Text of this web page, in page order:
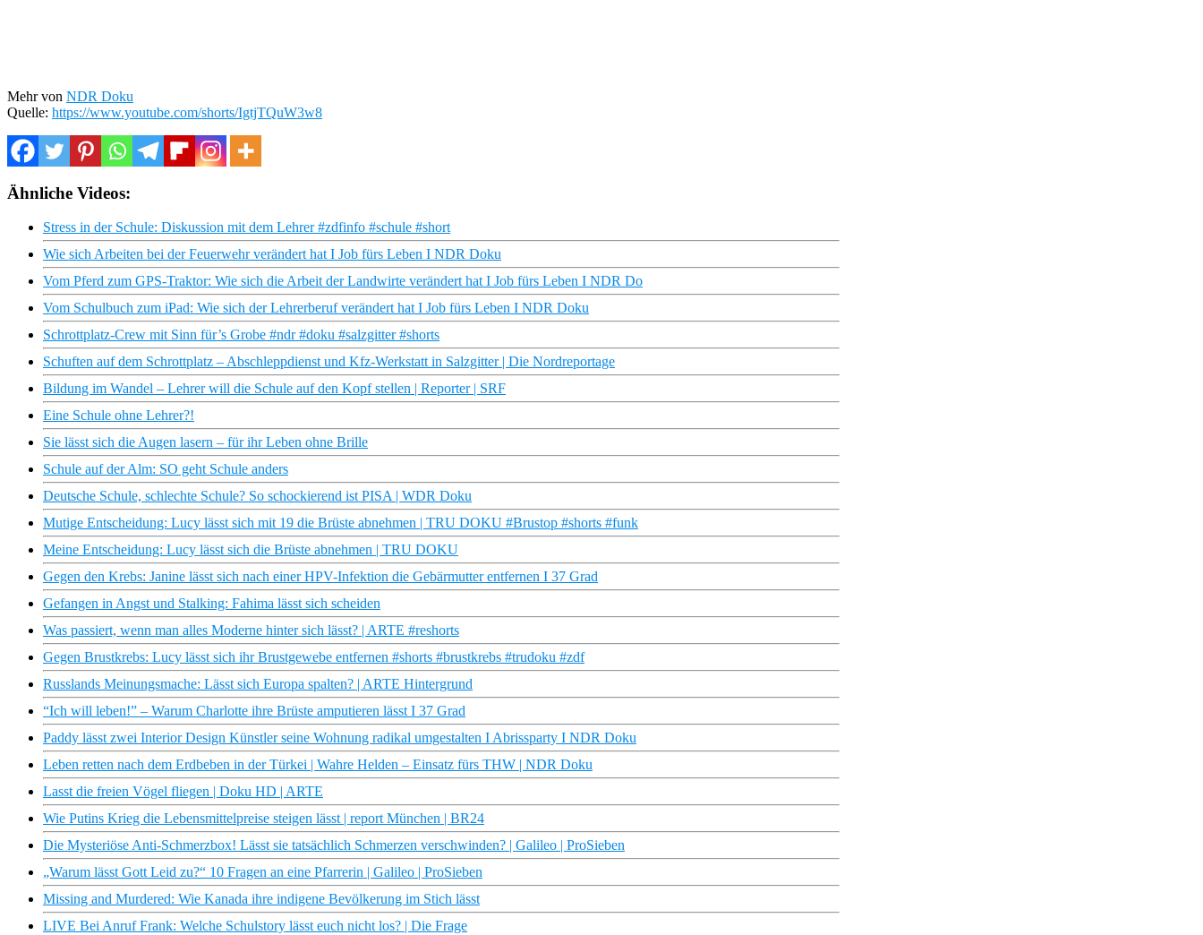
Mehr von NDR Doku
Quelle: https://www.youtube.com/shorts/IgtjTQuW3w8
Ähnliche Videos:
Stress in der Schule: Diskussion mit dem Lehrer #zdfinfo #schule #short
Wie sich Arbeiten bei der Feuerwehr verändert hat I Job fürs Leben I NDR Doku
Vom Pferd zum GPS-Traktor: Wie sich die Arbeit der Landwirte verändert hat I Job fürs Leben I NDR Do
Vom Schulbuch zum iPad: Wie sich der Lehrerberuf verändert hat I Job fürs Leben I NDR Doku
Schrottplatz-Crew mit Sinn für’s Grobe #ndr #doku #salzgitter #shorts
Schuften auf dem Schrottplatz – Abschleppdienst und Kfz-Werkstatt in Salzgitter | Die Nordreportage
Bildung im Wandel – Lehrer will die Schule auf den Kopf stellen | Reporter | SRF
Eine Schule ohne Lehrer?!
Sie lässt sich die Augen lasern – für ihr Leben ohne Brille
Schule auf der Alm: SO geht Schule anders
Deutsche Schule, schlechte Schule? So schockierend ist PISA | WDR Doku
Mutige Entscheidung: Lucy lässt sich mit 19 die Brüste abnehmen | TRU DOKU #Brustop #shorts #funk
Meine Entscheidung: Lucy lässt sich die Brüste abnehmen | TRU DOKU
Gegen den Krebs: Janine lässt sich nach einer HPV-Infektion die Gebärmutter entfernen I 37 Grad
Gefangen in Angst und Stalking: Fahima lässt sich scheiden
Was passiert, wenn man alles Moderne hinter sich lässt? | ARTE #reshorts
Gegen Brustkrebs: Lucy lässt sich ihr Brustgewebe entfernen #shorts #brustkrebs #trudoku #zdf
Russlands Meinungsmache: Lässt sich Europa spalten? | ARTE Hintergrund
“Ich will leben!” – Warum Charlotte ihre Brüste amputieren lässt I 37 Grad
Paddy lässt zwei Interior Design Künstler seine Wohnung radikal umgestalten I Abrissparty I NDR Doku
Leben retten nach dem Erdbeben in der Türkei | Wahre Helden – Einsatz fürs THW | NDR Doku
Lasst die freien Vögel fliegen | Doku HD | ARTE
Wie Putins Krieg die Lebensmittelpreise steigen lässt | report München | BR24
Die Mysteriöse Anti-Schmerzbox! Lässt sie tatsächlich Schmerzen verschwinden? | Galileo | ProSieben
„Warum lässt Gott Leid zu?“ 10 Fragen an eine Pfarrerin | Galileo | ProSieben
Missing and Murdered: Wie Kanada ihre indigene Bevölkerung im Stich lässt
LIVE Bei Anruf Frank: Welche Schulstory lässt euch nicht los? | Die Frage